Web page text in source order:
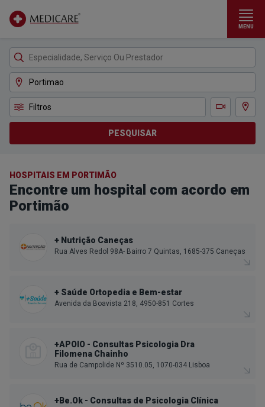
MENU
Filtros
Teleconsulta
Ver
PESQUISAR
HOSPITAIS EM PORTIMÃO
Encontre um hospital com acordo em
Portimão
+ Nutrição Caneças
Rua Alves Redol 98A- Bairro 7 Quintas, 1685-375 Caneças
+ Saúde Ortopedia e Bem-estar
Avenida da Boavista 218, 4950-851 Cortes
+APOIO - Consultas Psicologia Dra
Filomena Chainho
Rua de Campolide Nº 3510.05, 1070-034 Lisboa
+Be.Ok - Consultas de Psicologia Clínica